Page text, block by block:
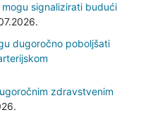
signalizirati budući
dugoročno poboljšati
zdravstvenim